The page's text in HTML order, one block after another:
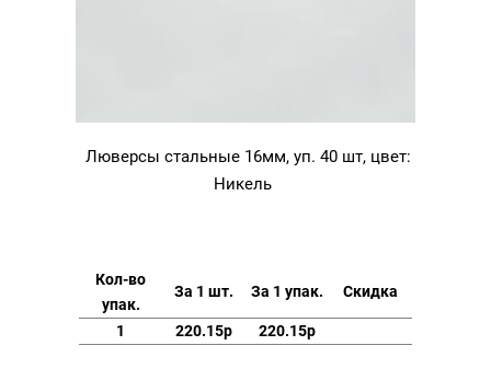
Люверсы стальные 16мм, уп. 40 шт, цвет:
Никель
Кол-во
упак.
За 1 шт. За 1 упак. Скидка
1 220.15р 220.15р